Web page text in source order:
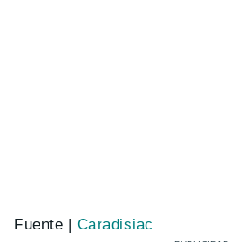
Fuente | Caradisiac